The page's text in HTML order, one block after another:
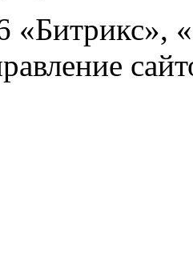
«Битрикс»,